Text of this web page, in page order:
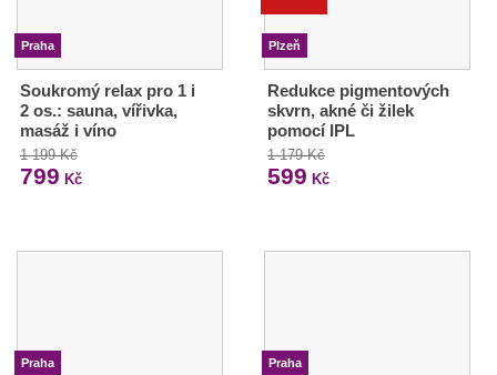
Praha
Soukromý relax pro 1 i
2 os.: sauna, vířivka,
masáž i víno
1 199 Kč
799 Kč
Plzeň
Redukce pigmentových
skvrn, akné či žilek
pomocí IPL
1 179 Kč
599 Kč
Praha Praha